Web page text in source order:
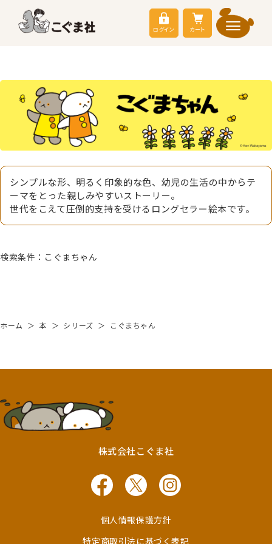
ログイン カート
シンプルな形、明るく印象的な色、幼児の生活の中からテ
ーマをとった親しみやすいストーリー。
世代をこえて圧倒的支持を受けるロングセラー絵本です。
検索条件：こぐまちゃん
ホーム ＞ 本 ＞ シリーズ ＞ こぐまちゃん
株式会社こぐま社
個人情報保護方針
特定商取引法に基づく表記